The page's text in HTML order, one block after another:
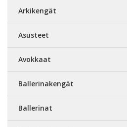
Arkikengät
Asusteet
Avokkaat
Ballerinakengät
Ballerinat